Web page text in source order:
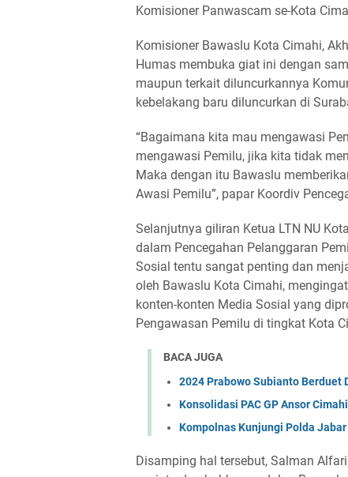
Komisioner Panwascam se-Kota
Komisioner Bawaslu Kota Cimahi,
Humas membuka giat ini dengan
maupun terkait diluncurkannya
kebelakang baru diluncurkan di
“Bagaimana kita mau mengawasi
mengawasi Pemilu, jika kita tidak
Maka dengan itu Bawaslu
Awasi Pemilu”, papar Koordiv
Selanjutnya giliran Ketua LTN NU
dalam Pencegahan Pelanggaran
Sosial tentu sangat penting dan
oleh Bawaslu Kota Cimahi,
konten-konten Media Sosial yang
Pengawasan Pemilu di tingkat Kota
BACA JUGA
2024 Prabowo Subianto Berduet
Konsolidasi PAC GP Ansor
Kompolnas Kunjungi Polda
Disamping hal tersebut, Salman